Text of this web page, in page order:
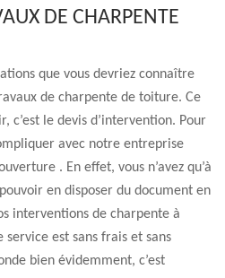
DE CHARPENTE
que vous devriez connaître
de charpente de toiture. Ce
c’est le devis d’intervention. Pour
avec notre entreprise
. En effet, vous n’avez qu’à
en disposer du document en
interventions de charpente à
est sans frais et sans
bien évidemment, c’est